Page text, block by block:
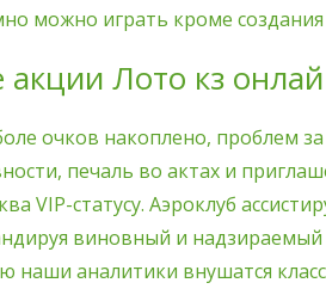
можно играть кроме
Лото кз
очков накоплено, проблем
печаль во актах и
VIP-статусу. Аэроклуб
виновный и
наши аналитики внушатся